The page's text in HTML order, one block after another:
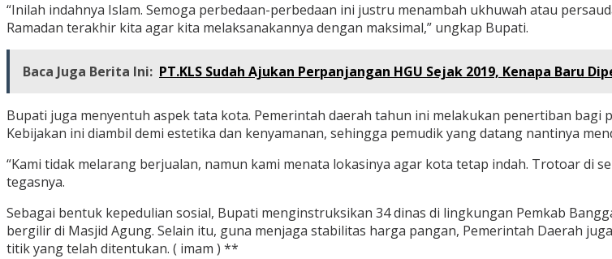
“Inilah indahnya Islam. Semoga perbedaan-perbedaan ini justru menambah ukhuwah atau
Ramadan terakhir kita agar kita melaksanakannya dengan maksimal,” ungkap Bupati.
Baca Juga Berita Ini: PT.KLS Sudah Ajukan Perpanjangan HGU Sejak 2019, Kenapa Baru
Bupati juga menyentuh aspek tata kota. Pemerintah daerah tahun ini melakukan penertiban
Kebijakan ini diambil demi estetika dan kenyamanan, sehingga pemudik yang datang nantinya
“Kami tidak melarang berjualan, namun kami menata lokasinya agar kota tetap indah. Trotoar di
tegasnya.
Sebagai bentuk kepedulian sosial, Bupati menginstruksikan 34 dinas di lingkungan Pemkab
bergilir di Masjid Agung. Selain itu, guna menjaga stabilitas harga pangan, Pemerintah Daerah
titik yang telah ditentukan. ( imam ) **